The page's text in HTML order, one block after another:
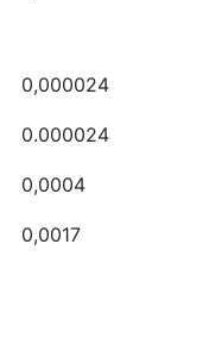
0,000024
0.000024
0,0004
0,0017